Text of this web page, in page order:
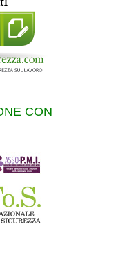
CON